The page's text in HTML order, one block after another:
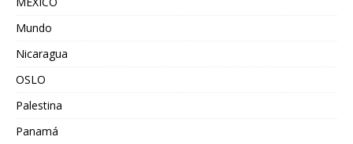
Mundo
Nicaragua
OSLO
Palestina
Panamá